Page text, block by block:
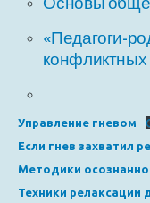
«Педагоги-
конфликтных
Управление гневом
Если гнев захватил
Методики
Техники релаксации